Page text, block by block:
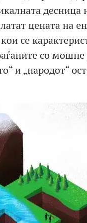
цената на
се
со
и „народот“